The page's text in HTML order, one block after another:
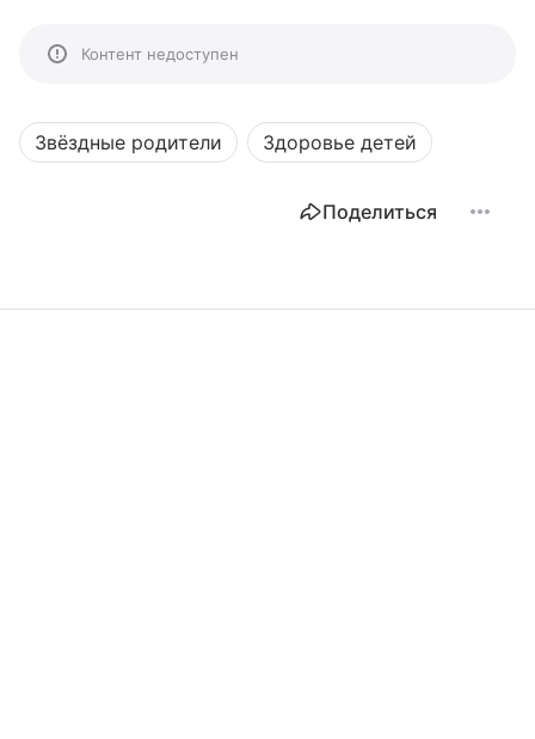
Контент недоступен
Звёздные родители Здоровье детей
Поделиться